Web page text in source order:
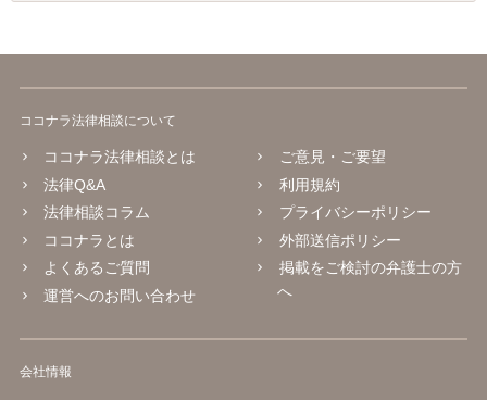
ココナラ法律相談について
ココナラ法律相談とは
法律Q&A
法律相談コラム
ココナラとは
よくあるご質問
運営へのお問い合わせ
ご意見・ご要望
利用規約
プライバシーポリシー
外部送信ポリシー
掲載をご検討の弁護士の方
へ
会社情報